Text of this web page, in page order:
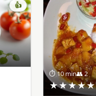
👍
⏱ 10 min👥 2
★★★★★